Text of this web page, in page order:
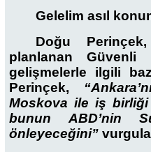
Gelelim asıl
Doğu
planlanan Güvenli
gelişmelerle ilgili
Perinçek,
Moskova ile iş birliği
bunun ABD’nin
önleyeceğini”